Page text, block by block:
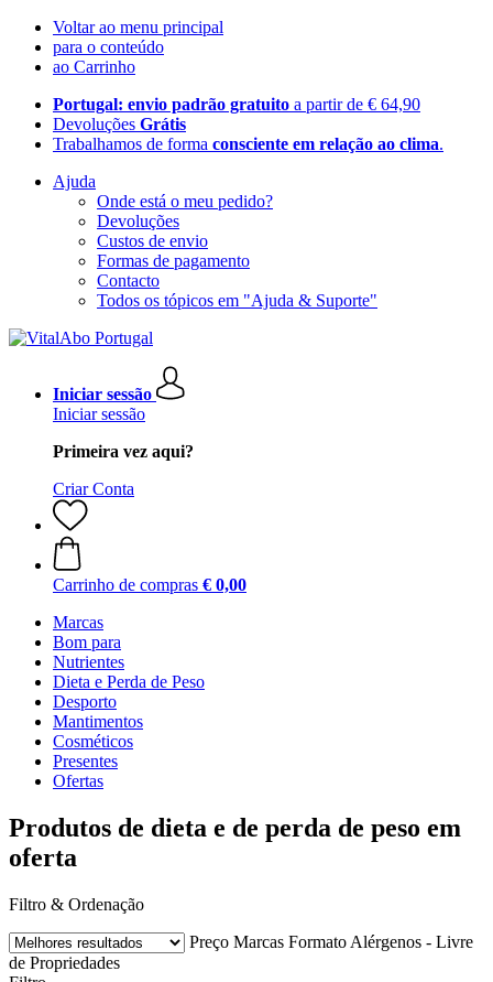
Voltar ao menu principal
para o conteúdo
ao Carrinho
Portugal: envio padrão gratuito a partir de € 64,90
Devoluções Grátis
Trabalhamos de forma consciente em relação ao clima.
Ajuda
Onde está o meu pedido?
Devoluções
Custos de envio
Formas de pagamento
Contacto
Todos os tópicos em "Ajuda & Suporte"
Iniciar sessão
Iniciar sessão
Primeira vez aqui?
Criar Conta
Carrinho de compras € 0,00
Marcas
Bom para
Nutrientes
Dieta e Perda de Peso
Desporto
Mantimentos
Cosméticos
Presentes
Ofertas
Produtos de dieta e de perda de peso em
oferta
Filtro & Ordenação
Preço Marcas Formato Alérgenos - Livre
de Propriedades